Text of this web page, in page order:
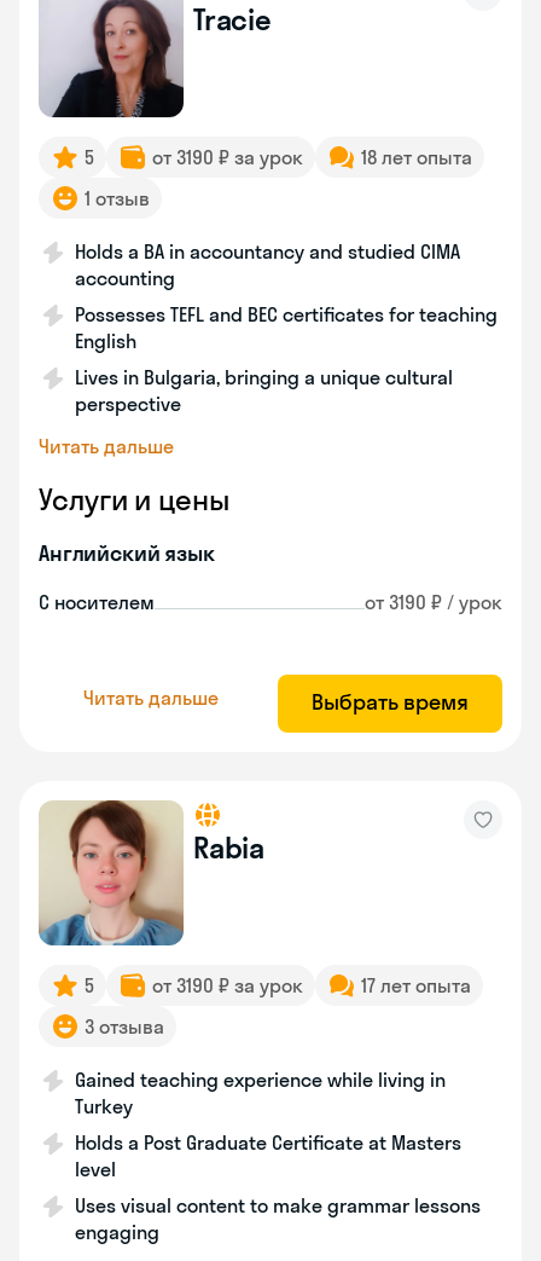
Tracie
5 от 3190 ₽ за урок
18 лет опыта
1 отзыв
Holds a BA in accountancy and studied CIMA
accounting
Possesses TEFL and BEC certificates for teaching
English
Lives in Bulgaria, bringing a unique cultural
perspective
Читать дальше
Услуги и цены
Английский язык
С носителем от 3190 ₽ / урок
Читать дальше Выбрать время
Rabia
5 от 3190 ₽ за урок
17 лет опыта
3 отзыва
Gained teaching experience while living in
Turkey
Holds a Post Graduate Certificate at Masters
level
Uses visual content to make grammar lessons
engaging